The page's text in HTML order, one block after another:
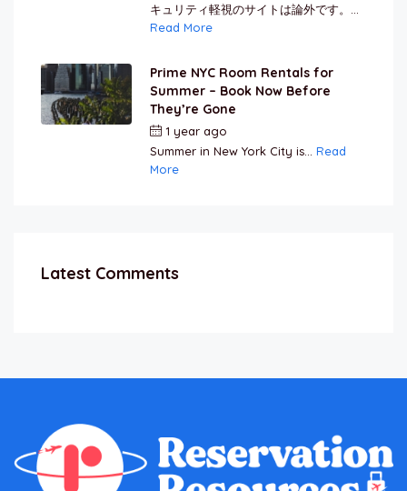
キュリティ軽視のサイトは論外です。...
Read More
Prime NYC Room Rentals for
Summer – Book Now Before
They’re Gone
1 year ago
Summer in New York City is... Read
More
Latest Comments